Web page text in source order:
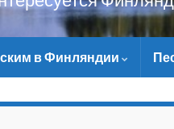
в Финляндии